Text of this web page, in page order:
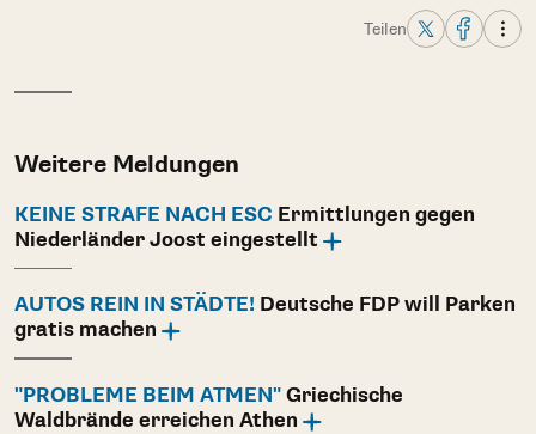
Teilen
Weitere Meldungen
KEINE STRAFE NACH ESC Ermittlungen gegen
Niederländer Joost eingestellt
AUTOS REIN IN STÄDTE! Deutsche FDP will Parken
gratis machen
"PROBLEME BEIM ATMEN" Griechische
Waldbrände erreichen Athen